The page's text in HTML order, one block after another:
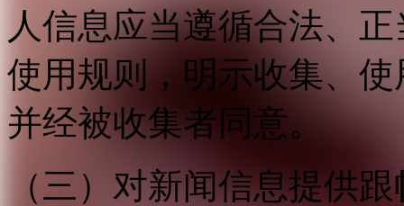
人信息应当遵循合法、
使用规则，明示收集、
并经被收集者同意。
（三）对新闻信息提供